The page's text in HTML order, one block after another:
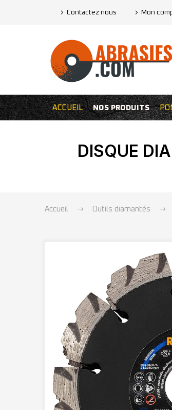
Contactez nous Mon
ACCUEIL NOS PRODUITS
DISQUE
Accueil Outils diamantés